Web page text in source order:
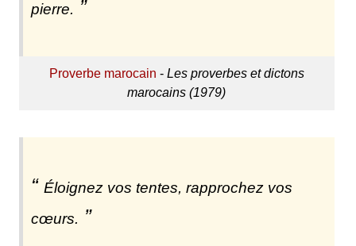
pierre.
Proverbe marocain - Les proverbes et dictons
marocains (1979)
Éloignez vos tentes, rapprochez vos
cœurs.